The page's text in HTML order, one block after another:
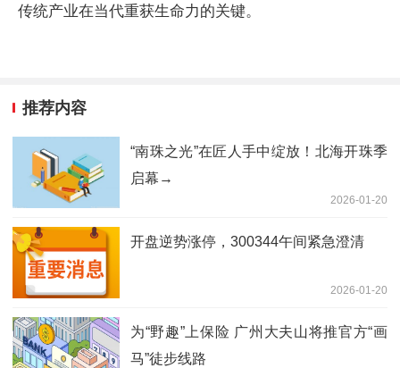
传统产业在当代重获生命力的关键。
推荐内容
“南珠之光”在匠人手中绽放！北海开珠季
启幕→
2026-01-20
开盘逆势涨停，300344午间紧急澄清
2026-01-20
为“野趣”上保险 广州大夫山将推官方“画
马”徒步线路